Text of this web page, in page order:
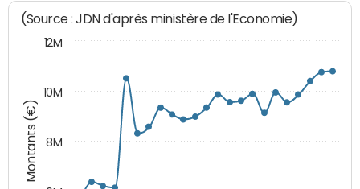
Montants (€)
(Source : JDN d'après ministère de l'Economie)
8M
10M
12M